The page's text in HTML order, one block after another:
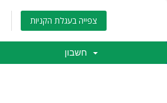
צפייה בעגלת הקניות